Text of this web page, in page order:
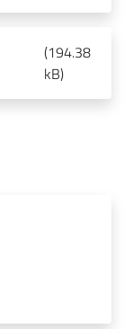
(194.38
kB)